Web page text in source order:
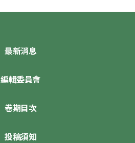
最新消息
編輯委員會
卷期目次
投稿須知